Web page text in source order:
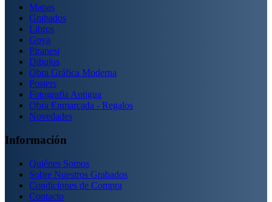
Mapas
Grabados
Libros
Goya
Piranesi
Dibujos
Obra Gráfica Moderna
Posters
Fotografía Antigua
Obra Enmarcada - Regalos
Novedades
Información
Quiénes Somos
Sobre Nuestros Grabados
Condiciones de Compra
Contacto